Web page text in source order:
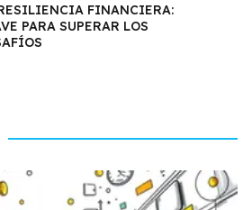
FINANCIERA:
PARA SUPERAR LOS